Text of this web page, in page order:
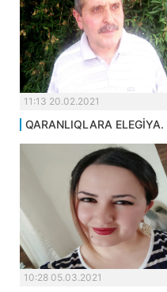
11:13 20.02.2021
QARANLIQLARA ELEGİYA.
10:28 05.03.2021